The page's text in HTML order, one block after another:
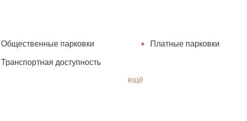
Общественные парковки Платные парковки
Транспортная доступность
ещё